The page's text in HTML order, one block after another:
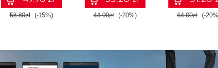
58.80zł (-15%) 44.00zł (-20%) 64.00zł (-